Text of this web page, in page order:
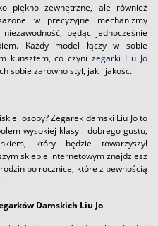
piękno zewnętrzne, ale również
w precyzyjne mechanizmy
będąc jednocześnie
Każdy model łączy w sobie
kunsztem, co czynizegarki Liu Jo
sobie zarówno styl, jak i jakość.
osoby? Zegarek damski Liu Jo to
wysokiej klasy i dobrego gustu,
który będzie towarzyszył
sklepie internetowym znajdziesz
po rocznice, które z pewnością
Damskich Liu Jo